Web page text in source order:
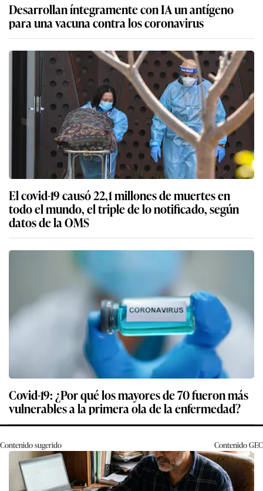
Desarrollan íntegramente con IA un antígeno
para una vacuna contra los coronavirus
El covid-19 causó 22,1 millones de muertes en
todo el mundo, el triple de lo notificado, según
datos de la OMS
Covid-19: ¿Por qué los mayores de 70 fueron más
vulnerables a la primera ola de la enfermedad?
Contenido sugerido ContenidoGEC